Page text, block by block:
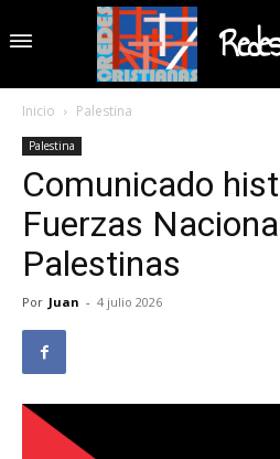
Inicio Palestina
Palestina
Comunicado
Fuerzas
Palestinas
Por Juan - 4 julio 2026